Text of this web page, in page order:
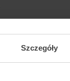
Szczegóły